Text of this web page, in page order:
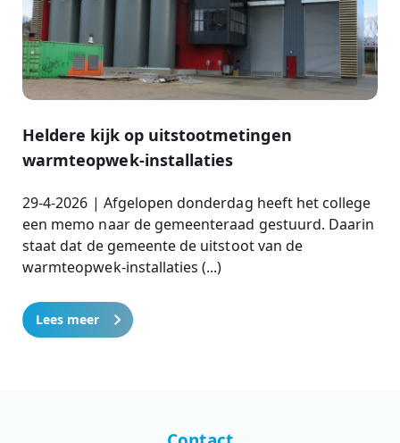
Heldere kijk op uitstootmetingen
warmteopwek-installaties
29-4-2026 | Afgelopen donderdag heeft het college
een memo naar de gemeenteraad gestuurd. Daarin
staat dat de gemeente de uitstoot van de
warmteopwek-installaties (...)
Lees meer